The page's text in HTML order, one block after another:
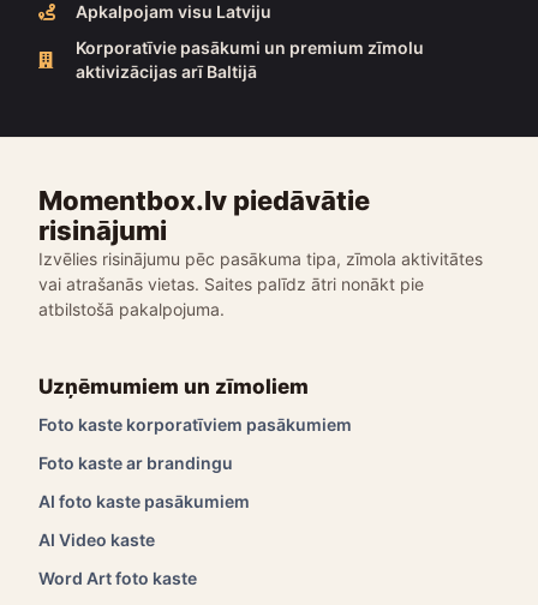
Apkalpojam visu Latviju
Korporatīvie pasākumi un premium zīmolu
aktivizācijas arī Baltijā
Momentbox.lv piedāvātie
risinājumi
Izvēlies risinājumu pēc pasākuma tipa, zīmola aktivitātes
vai atrašanās vietas. Saites palīdz ātri nonākt pie
atbilstošā pakalpojuma.
Uzņēmumiem un zīmoliem
Foto kaste korporatīviem pasākumiem
Foto kaste ar brandingu
AI foto kaste pasākumiem
AI Video kaste
Word Art foto kaste